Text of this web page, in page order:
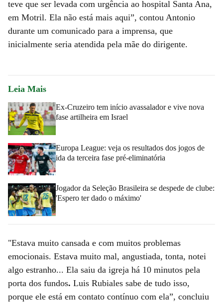
teve que ser levada com urgência ao hospital Santa Ana,
em Motril. Ela não está mais aqui”, contou Antonio
durante um comunicado para a imprensa, que
inicialmente seria atendida pela mãe do dirigente.
Leia Mais
Ex-Cruzeiro tem início avassalador e vive nova
fase artilheira em Israel
Europa League: veja os resultados dos jogos de
ida da terceira fase pré-eliminatória
Jogador da Seleção Brasileira se despede de clube:
'Espero ter dado o máximo'
"Estava muito cansada e com muitos problemas
emocionais. Estava muito mal, angustiada, tonta, notei
algo estranho... Ela saiu da igreja há 10 minutos pela
porta dos fundos. Luis Rubiales sabe de tudo isso,
porque ele está em contato contínuo com ela”, concluiu